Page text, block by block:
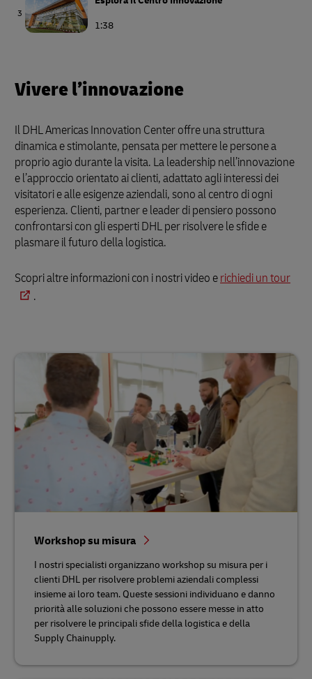
3
1:38
Vivere l’innovazione
Il DHL Americas Innovation Center offre una struttura
dinamica e stimolante, pensata per mettere le persone a
proprio agio durante la visita. La leadership nell’innovazione
e l’approccio orientato ai clienti, adattato agli interessi dei
visitatori e alle esigenze aziendali, sono al centro di ogni
esperienza. Clienti, partner e leader di pensiero possono
confrontarsi con gli esperti DHL per risolvere le sfide e
plasmare il futuro della logistica.
Scopri altre informazioni con i nostri video erichiedi un tour
.
Workshop su misura
I nostri specialisti organizzano workshop su misura per i
clienti DHL per risolvere problemi aziendali complessi
insieme ai loro team. Queste sessioni individuano e danno
priorità alle soluzioni che possono essere messe in atto
per risolvere le principali sfide della logistica e della
Supply Chainupply.